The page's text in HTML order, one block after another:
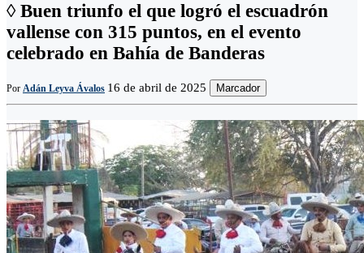
◊ Buen triunfo el que logró el escuadrón
vallense con 315 puntos, en el evento
celebrado en Bahía de Banderas
Por Adán Leyva Ávalos 16 de abril de 2025 Marcador